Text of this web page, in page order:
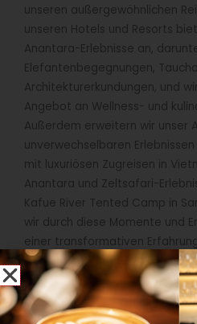
unseren außergewöhnlichen
unseren Hotels und Resorts
Anantara-Erlebnisse an,
Elefantenbegegnungen,
Architekturerkundungen, und
Angebot an Wellness- und
Außerdem erweitern wir unser
unverwechselbaren
mit luxuriösen Zugreisen in
Anantara und Zeltsafari-
Kafue River Tented Camp in
wir durch diese Momente und
einer transformativen
Gästen noch lange nach ihrem
Erinnerung bleiben wird.